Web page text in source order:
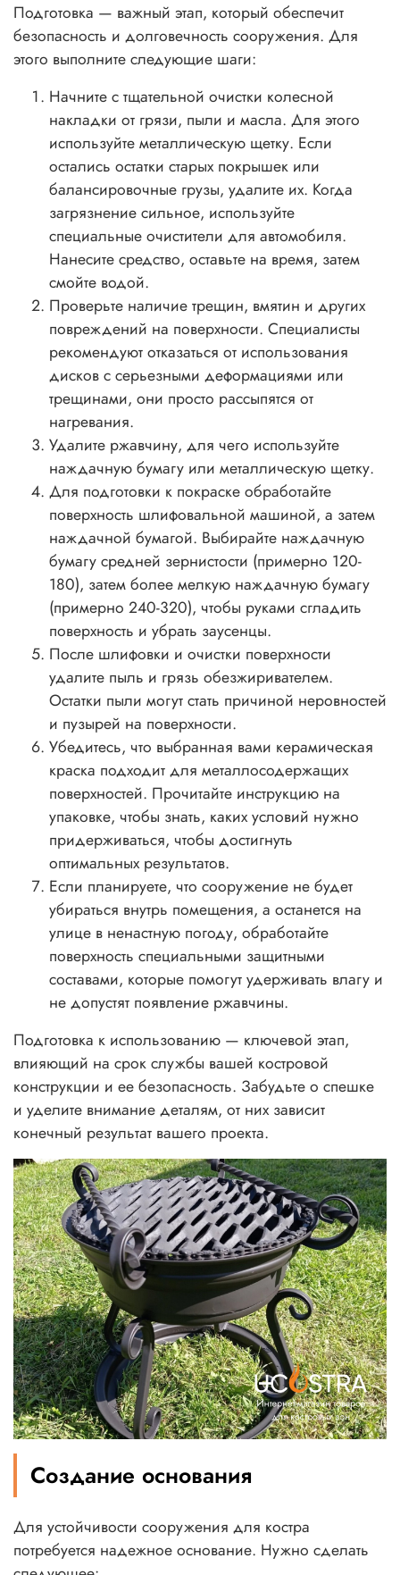
Подготовка — важный этап, который обеспечит
безопасность и долговечность сооружения. Для
этого выполните следующие шаги:
Начните с тщательной очистки колесной
накладки от грязи, пыли и масла. Для этого
используйте металлическую щетку. Если
остались остатки старых покрышек или
балансировочные грузы, удалите их. Когда
загрязнение сильное, используйте
специальные очистители для автомобиля.
Нанесите средство, оставьте на время, затем
смойте водой.
Проверьте наличие трещин, вмятин и других
повреждений на поверхности. Специалисты
рекомендуют отказаться от использования
дисков с серьезными деформациями или
трещинами, они просто рассыпятся от
нагревания.
Удалите ржавчину, для чего используйте
наждачную бумагу или металлическую щетку.
Для подготовки к покраске обработайте
поверхность шлифовальной машиной, а затем
наждачной бумагой. Выбирайте наждачную
бумагу средней зернистости (примерно 120-
180), затем более мелкую наждачную бумагу
(примерно 240-320), чтобы руками сгладить
поверхность и убрать заусенцы.
После шлифовки и очистки поверхности
удалите пыль и грязь обезжиривателем.
Остатки пыли могут стать причиной неровностей
и пузырей на поверхности.
Убедитесь, что выбранная вами керамическая
краска подходит для металлосодержащих
поверхностей. Прочитайте инструкцию на
упаковке, чтобы знать, каких условий нужно
придерживаться, чтобы достигнуть
оптимальных результатов.
Если планируете, что сооружение не будет
убираться внутрь помещения, а останется на
улице в ненастную погоду, обработайте
поверхность специальными защитными
составами, которые помогут удерживать влагу и
не допустят появление ржавчины.
Подготовка к использованию — ключевой этап,
влияющий на срок службы вашей костровой
конструкции и ее безопасность. Забудьте о спешке
и уделите внимание деталям, от них зависит
конечный результат вашего проекта.
Создание основания
Для устойчивости сооружения для костра
потребуется надежное основание. Нужно сделать